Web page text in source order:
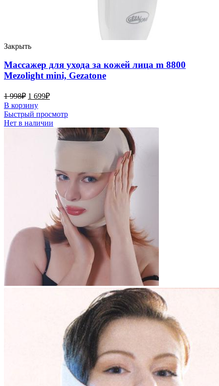
Закрыть
Массажер для ухода за кожей лица m 8800
Mezolight mini, Gezatone
1 998₽ 1 699₽
В корзину
Быстрый просмотр
Нет в наличии